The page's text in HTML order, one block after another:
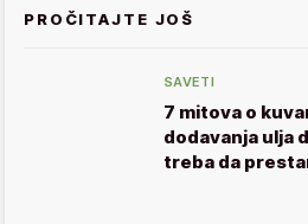
PROČITAJTE JOŠ
SAVETI
7 mitova o
dodavanja ulja
treba da